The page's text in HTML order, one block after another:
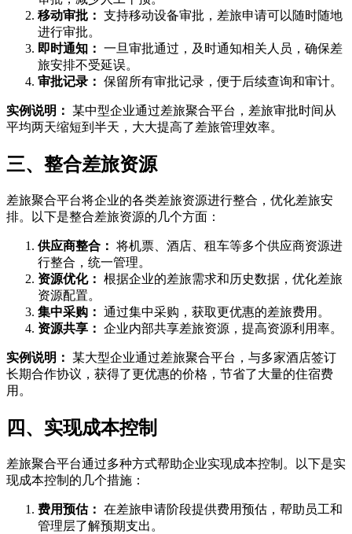
移动审批： 支持移动设备审批，差旅申请可以随时随地
进行审批。
即时通知： 一旦审批通过，及时通知相关人员，确保差
旅安排不受延误。
审批记录： 保留所有审批记录，便于后续查询和审计。
实例说明： 某中型企业通过差旅聚合平台，差旅审批时间从
平均两天缩短到半天，大大提高了差旅管理效率。
三、整合差旅资源
差旅聚合平台将企业的各类差旅资源进行整合，优化差旅安
排。以下是整合差旅资源的几个方面：
供应商整合： 将机票、酒店、租车等多个供应商资源进
行整合，统一管理。
资源优化： 根据企业的差旅需求和历史数据，优化差旅
资源配置。
集中采购： 通过集中采购，获取更优惠的差旅费用。
资源共享： 企业内部共享差旅资源，提高资源利用率。
实例说明： 某大型企业通过差旅聚合平台，与多家酒店签订
长期合作协议，获得了更优惠的价格，节省了大量的住宿费
用。
四、实现成本控制
差旅聚合平台通过多种方式帮助企业实现成本控制。以下是实
现成本控制的几个措施：
费用预估： 在差旅申请阶段提供费用预估，帮助员工和
管理层了解预期支出。